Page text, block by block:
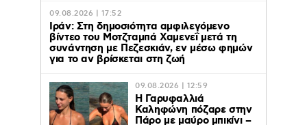
09.08.2026 | 17:52
Ιράν: Στη δημοσιότητα αμφιλεγόμενο
βίντεο του Μοτζταμπά Χαμενεΐ μετά τη
συνάντηση με Πεζεσκιάν, εν μέσω φημών
για το αν βρίσκεται στη ζωή
09.08.2026 | 12:59
Η Γαρυφαλλιά
Καληφώνη πόζαρε στην
Πάρο με μαύρο μπικίνι –